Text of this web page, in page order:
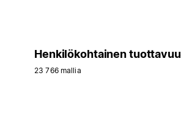
Henkilökohtainen
23 766 mallia